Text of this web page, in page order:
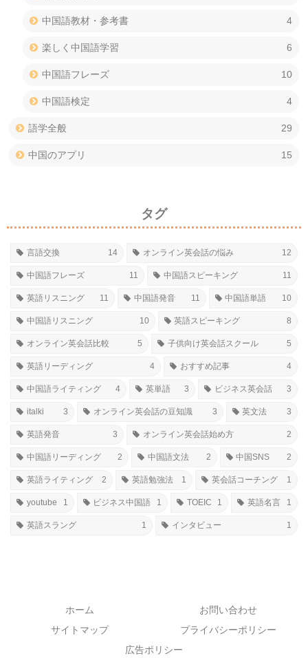
中国語教材・参考書 4
楽しく中国語学習 6
中国語フレーズ 10
中国語検定 4
語学全般 29
中国のアプリ 15
タグ
言語交換 14 オンライン英会話の悩み 12
中国語フレーズ 11 中国語スピーキング 11
英語リスニング 11 中国語発音 11 中国語単語 10
中国語リスニング 10 英語スピーキング 8
オンライン英会話比較 5 子供向け英会話スクール 5
英語リーディング 4 おすすめ記事 4
中国語ライティング 4 英単語 3 ビジネス英会話 3
italki 3 オンライン英会話の豆知識 3 英文法 3
英語発音 3 オンライン英会話始め方 2
中国語リーディング 2 中国語文法 2 中国SNS 2
英語ライティング 2 英語勉強法 1 英会話コーチング 1
youtube 1 ビジネス中国語 1 TOEIC 1 英語名言 1
英語スラング 1 インタビュー 1
ホーム
お問い合わせ
サイトマップ
プライバシーポリシー
広告ポリシー